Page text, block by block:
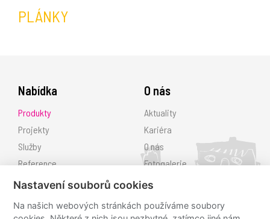
PLÁNKY
Nabídka
Produkty
Projekty
Služby
Reference
O nás
Aktuality
Kariéra
O nás
Fotogalerie
Ke stažení
Nastavení souborů cookies
Na našich webových stránkách používáme soubory